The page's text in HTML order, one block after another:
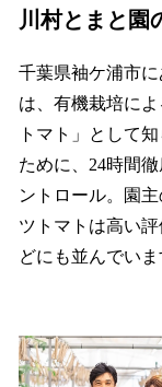
川村とまと園
千葉県袖ケ浦市
は、有機栽培に
トマト」として
ために、24時間
ントロール。園
ツトマトは高い
どにも並んでいま